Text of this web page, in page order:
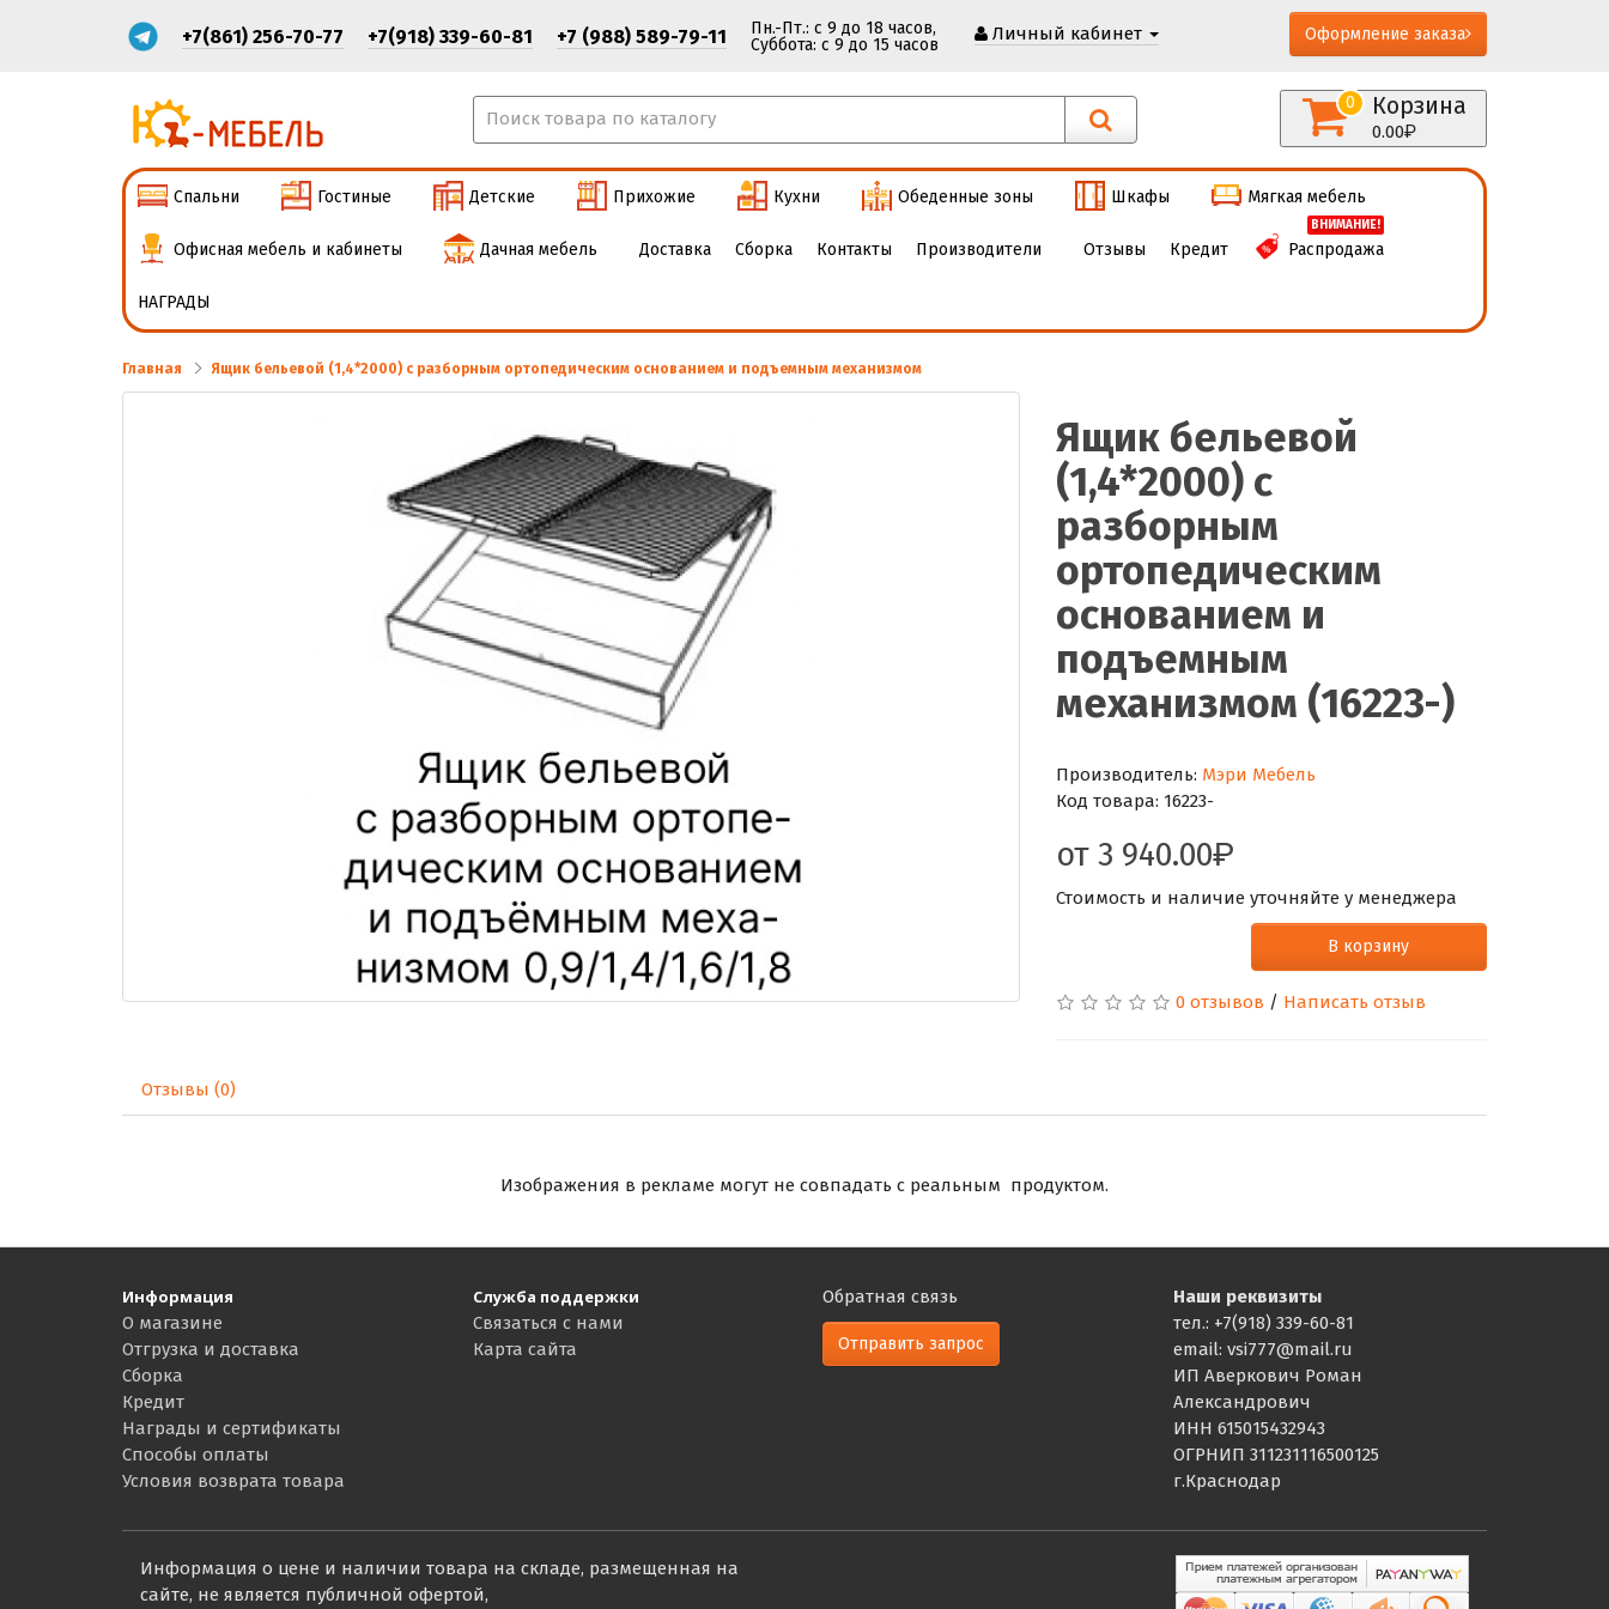
+7(861) 256-70-77 +7(918) 339-60-81 +7 (988) 589-79-11
Пн.-Пт.: с 9 до 18 часов,
Cуббота: с 9 до 15 часов
Личный кабинет Оформление заказа
Корзина
0
0.00
Спальни Гостиные Детские Прихожие Кухни Обеденные зоны Шкафы Мягкая мебель
Офисная мебель и кабинеты Дачная мебель Доставка Сборка Контакты Производители Отзывы Кредит
ВНИМАНИЕ!
Распродажа
НАГРАДЫ
Главная Ящик бельевой (1,4*2000) с разборным ортопедическим основанием и подъемным механизмом
Ящик бельевой
(1,4*2000) с
разборным
ортопедическим
основанием и
подъемным
механизмом (16223-)
Производитель: Мэри Мебель
Код товара: 16223-
от 3 940.00
Стоимость и наличие уточняйте у менеджера
В корзину
0 отзывов / Написать отзыв
Отзывы (0)
Изображения в рекламе могут не совпадать с реальным продуктом.
Информация
О магазине
Отгрузка и доставка
Сборка
Кредит
Награды и сертификаты
Способы оплаты
Условия возврата товара
Служба поддержки
Связаться с нами
Карта сайта
Обратная связь
Отправить запрос
Наши реквизиты
тел.: +7(918) 339-60-81
email: vsi777@mail.ru
ИП Аверкович Роман
Александрович
ИНН 615015432943
ОГРНИП 311231116500125
г.Краснодар
Информация о цене и наличии товара на складе, размещенная на
сайте, не является публичной офертой,